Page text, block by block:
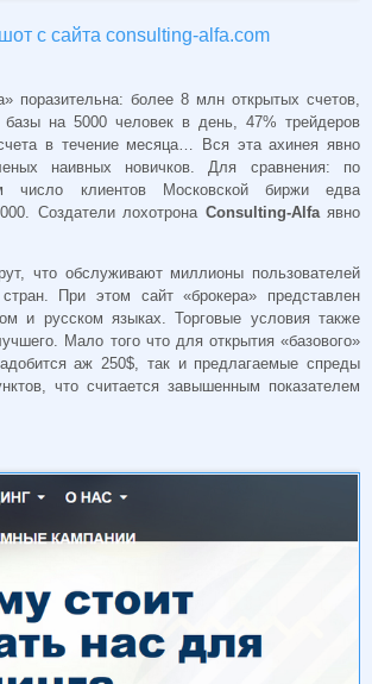
с сайта consulting-alfa.com
поразительна: более 8 млн открытых счетов,
базы на 5000 человек в день, 47% трейдеров
в течение месяца… Вся эта ахинея явно
наивных новичков. Для сравнения: по
число клиентов Московской биржи едва
Создатели лохотрона Consulting-Alfaявно
что обслуживают миллионы пользователей
При этом сайт «брокера» представлен
и русском языках. Торговые условия также
Мало того что для открытия «базового»
аж 250$, так и предлагаемые спреды
что считается завышенным показателем